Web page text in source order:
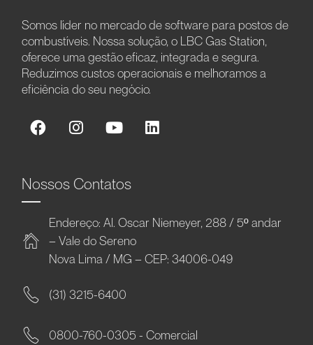
Somos líder no mercado de software para postos de
combustíveis. Nossa solução, o LBC Gas Station,
oferece uma gestão eficaz, integrada e segura.
Reduzimos custos operacionais e melhoramos a
eficiência do seu negócio.
Nossos Contatos
Endereço: Al. Oscar Niemeyer, 288 / 5º andar
– Vale do Sereno
Nova Lima / MG – CEP: 34006-049
(31) 3215-6400
0800-760-0305 - Comercial